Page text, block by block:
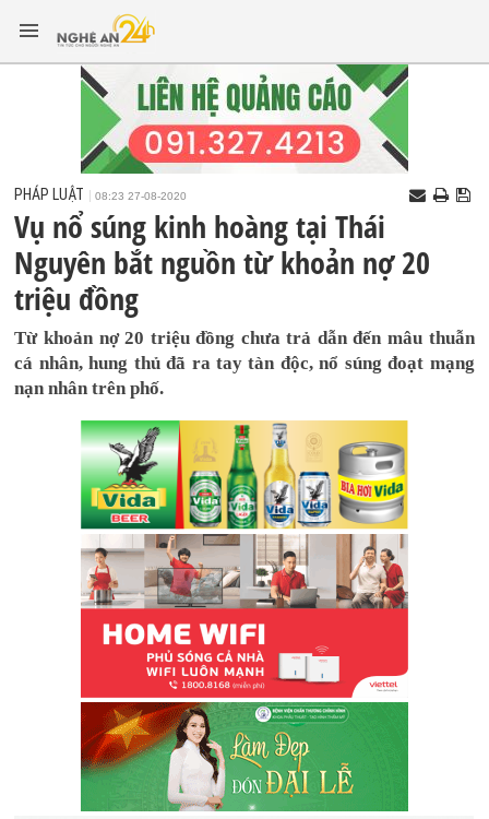
PHÁP LUẬT 08:23 27-08-2020
Vụ nổ súng kinh hoàng tại Thái
Nguyên bắt nguồn từ khoản nợ 20
triệu đồng
Từ khoản nợ 20 triệu đồng chưa trả dẫn đến mâu thuẫn
cá nhân, hung thủ đã ra tay tàn độc, nổ súng đoạt mạng
nạn nhân trên phố.